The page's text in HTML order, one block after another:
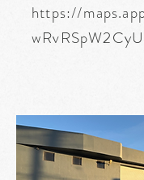
https://